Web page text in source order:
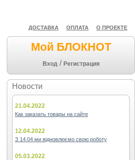
ДОСТАВКА ОПЛАТА О ПРОЕКТЕ
Мой БЛОКНОТ
Вход / Регистрация
Новости
21.04.2022
Как заказать товары на сайте
12.04.2022
З 14.04 ми відновлюємо свою роботу
05.03.2022